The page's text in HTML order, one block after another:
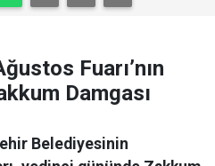
Fuarı’nın
Damgası
Belediyesinin